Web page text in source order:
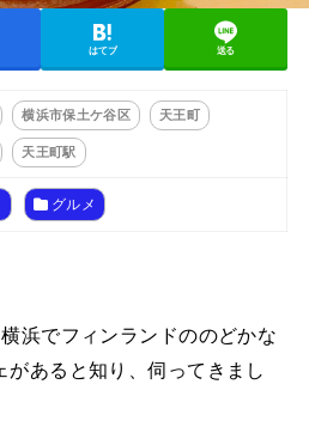
はてブ 送る
横浜市保土ケ谷区 天王町
天王町駅
グルメ
浜でフィンランドののどかな
があると知り、伺ってきまし